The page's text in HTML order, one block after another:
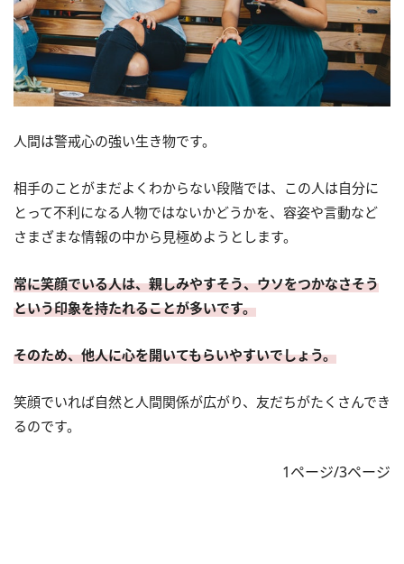
人間は警戒心の強い生き物です。
相手のことがまだよくわからない段階では、この人は自分に
とって不利になる人物ではないかどうかを、容姿や言動など
さまざまな情報の中から見極めようとします。
常に笑顔でいる人は、親しみやすそう、ウソをつかなさそう
という印象を持たれることが多いです。
そのため、他人に心を開いてもらいやすいでしょう。
笑顔でいれば自然と人間関係が広がり、友だちがたくさんでき
るのです。
1ページ/3ページ